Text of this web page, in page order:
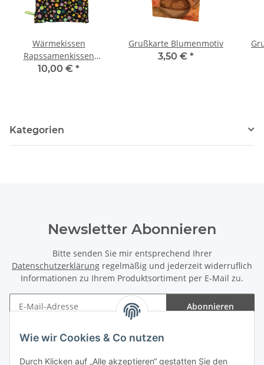
Wie wir Cookies & Co nutzen
Durch Klicken auf „Alle akzeptieren“ gestatten Sie den
Wärmekissen
Rapssamenkissen
quadratisch "farbige
10,00 € *
Grußkarte Blumenmotiv
3,50 € *
Kategorien
Newsletter Abonnieren
Bitte senden Sie mir entsprechend Ihrer
Datenschutzerklärung regelmäßig und jederzeit widerruflich
Informationen zu Ihrem Produktsortiment per E-Mail zu.
Abonnieren